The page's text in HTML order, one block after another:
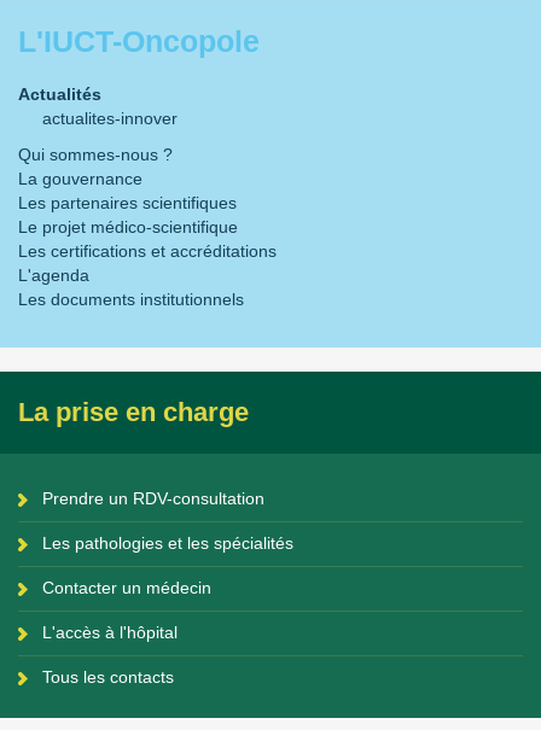
L'IUCT-Oncopole
Actualités
actualites-innover
Qui sommes-nous ?
La gouvernance
Les partenaires scientifiques
Le projet médico-scientifique
Les certifications et accréditations
L'agenda
Les documents institutionnels
La prise en charge
Prendre un RDV-consultation
Les pathologies et les spécialités
Contacter un médecin
L'accès à l'hôpital
Tous les contacts